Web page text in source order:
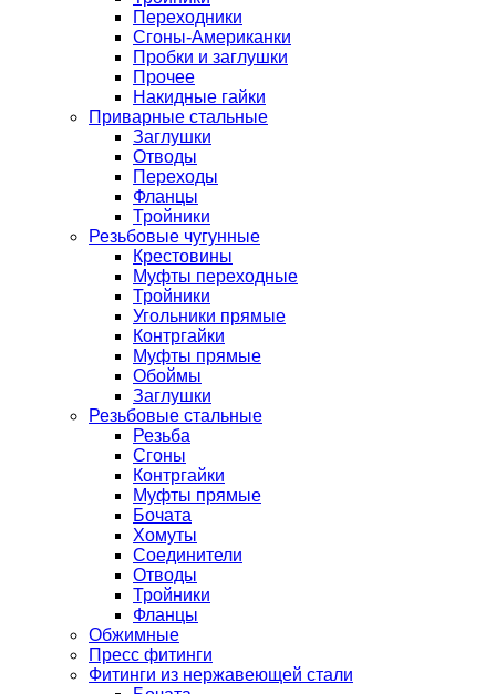
Переходники
Сгоны-Американки
Пробки и заглушки
Прочее
Накидные гайки
Приварные стальные
Заглушки
Отводы
Переходы
Фланцы
Тройники
Резьбовые чугунные
Крестовины
Муфты переходные
Тройники
Угольники прямые
Контргайки
Муфты прямые
Обоймы
Заглушки
Резьбовые стальные
Резьба
Сгоны
Контргайки
Муфты прямые
Бочата
Хомуты
Соединители
Отводы
Тройники
Фланцы
Обжимные
Пресс фитинги
Фитинги из нержавеющей стали